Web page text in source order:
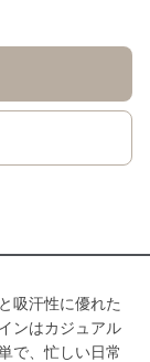
吸汗性に優れた
ンはカジュアル
で、忙しい日常